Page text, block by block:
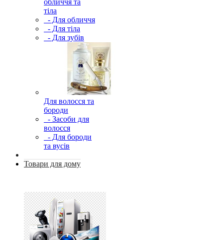
обличчя та
тіла
- Для обличчя
- Для тіла
- Для зубів
Для волосся та
бороди
- Засоби для
волосся
- Для бороди
та вусів
Товари для дому